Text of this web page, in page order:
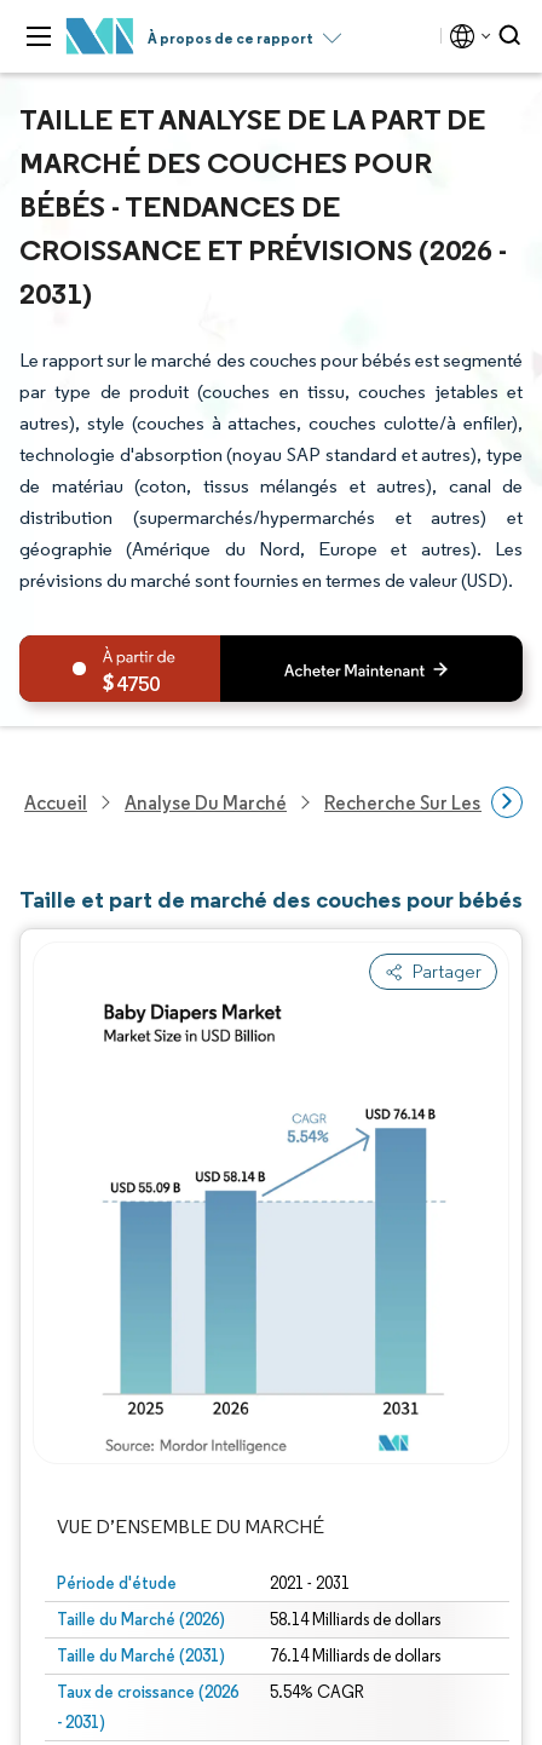
À propos de ce rapport
TAILLE ET ANALYSE DE LA PART DE
MARCHÉ DES COUCHES POUR
BÉBÉS - TENDANCES DE
CROISSANCE ET PRÉVISIONS (2026 -
2031)
Le rapport sur le marché des couches pour bébés est segmenté
par type de produit (couches en tissu, couches jetables et
autres), style (couches à attaches, couches culotte/à enfiler),
technologie d'absorption (noyau SAP standard et autres), type
de matériau (coton, tissus mélangés et autres), canal de
distribution (supermarchés/hypermarchés et autres) et
géographie (Amérique du Nord, Europe et autres). Les
prévisions du marché sont fournies en termes de valeur (USD).
4750
Accueil Analyse Du Marché Recherche Sur Les
Taille et part de marché des couches pour bébés
Partager
VUE D’ENSEMBLE DU MARCHÉ
Période d'étude 2021 - 2031
Taille du Marché (2026) 58.14 Milliards de dollars
Taille du Marché (2031) 76.14 Milliards de dollars
Taux de croissance (2026
- 2031)
5.54% CAGR